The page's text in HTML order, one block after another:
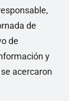
de
de
y
acercaron